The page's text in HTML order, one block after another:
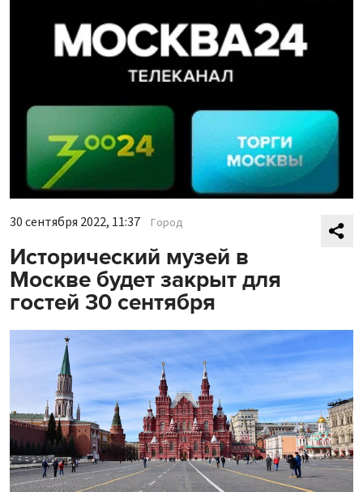
30 сентября 2022, 11:37 Город
Исторический музей в
Москве будет закрыт для
гостей 30 сентября